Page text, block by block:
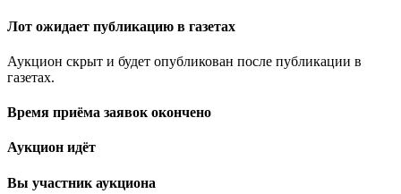
Лот ожидает публикацию в газетах
Аукцион скрыт и будет опубликован после публикации в
газетах.
Время приёма заявок окончено
Аукцион идёт
Вы участник аукциона